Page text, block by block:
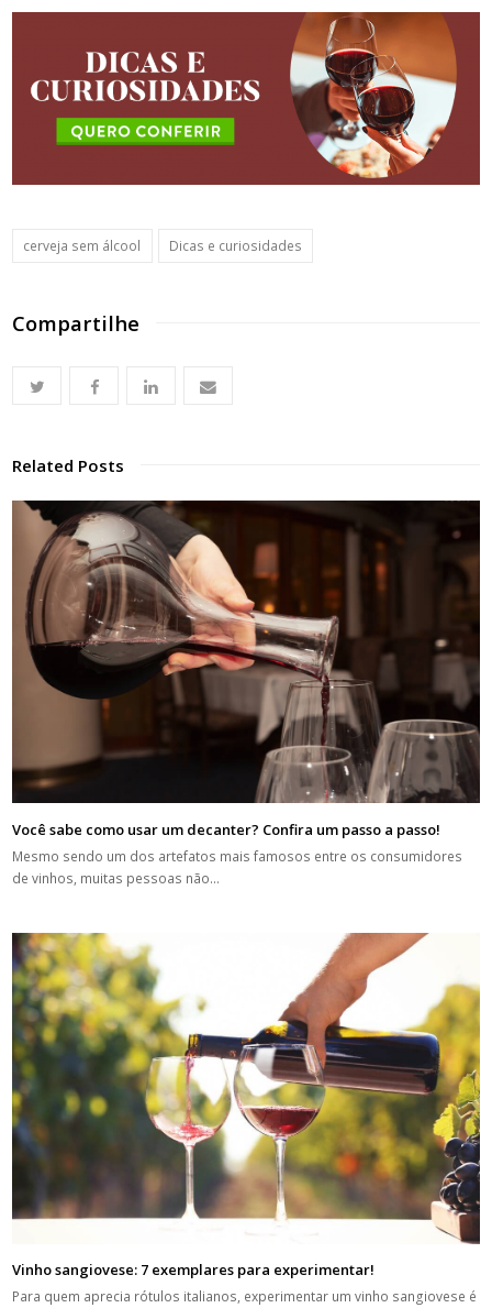
cerveja sem álcool Dicas e curiosidades
Compartilhe
Related Posts
Você sabe como usar um decanter? Confira um passo a passo!
Mesmo sendo um dos artefatos mais famosos entre os consumidores
de vinhos, muitas pessoas não…
Vinho sangiovese: 7 exemplares para experimentar!
Para quem aprecia rótulos italianos, experimentar um vinho sangiovese é